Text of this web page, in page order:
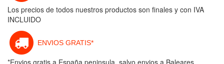
Los precios de todos nuestros productos son finales y con IVA
INCLUIDO
ENVIOS GRATIS*
*Envios gratis a España peninsula, salvo envios a Baleares,